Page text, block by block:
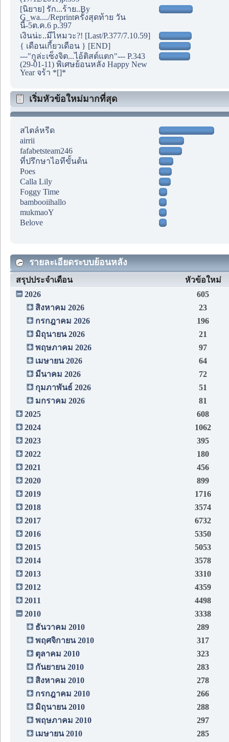
[นิยาย] รัก...ร้าย..By
G_wa..../Reprintครั้งสุดท้าย วัน
นี้-5ต.ค.6 p.397
เงินน่ะ..มีไหมวะ?! [Last/P.377/7.10.59]
{ เดือนเกี้ยวเดือน } [END]
---"กูล่ะเซ็งจิต...ไอ้ติสต์แตก"--- P.343
(29-01-11) พิเศษย้อนหลัง Happy New
Year จร้า *[]*
เริ่มหัวข้อใหม่มากที่สุด
สไตล์หรีด
airrii
fafabetsteam246
ที่ปรึกษาไอทีขั้นต้น
Poes
Calla Lily
Foggy Time
bambooiihallo
mukmaoY
Belove
รายละเอียดระบบย้อนหลัง
สรุปประจำเดือน
หัวข้อใหม่
2026
605
สิงหาคม 2026
23
กรกฎาคม 2026
196
มิถุนายน 2026
21
พฤษภาคม 2026
97
เมษายน 2026
64
มีนาคม 2026
72
กุมภาพันธ์ 2026
51
มกราคม 2026
81
2025
608
2024
1062
2023
395
2022
180
2021
456
2020
899
2019
1716
2018
3574
2017
6732
2016
5350
2015
5053
2014
3578
2013
3310
2012
4359
2011
4498
2010
3338
ธันวาคม 2010
289
พฤศจิกายน 2010
317
ตุลาคม 2010
323
กันยายน 2010
283
สิงหาคม 2010
278
กรกฎาคม 2010
266
มิถุนายน 2010
288
พฤษภาคม 2010
297
เมษายน 2010
285